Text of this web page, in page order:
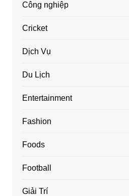
Công nghiệp
Cricket
Dịch Vụ
Du Lịch
Entertainment
Fashion
Foods
Football
Giải Trí